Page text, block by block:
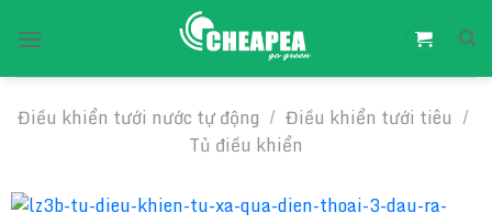
đến
Điều khiển tưới nước tự động / Điều khiển tưới tiêu /
Tủ điều khiển